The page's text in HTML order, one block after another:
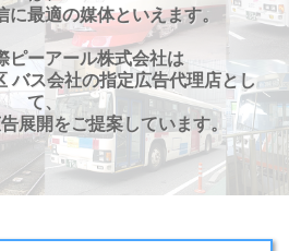
に最適の媒体といえます。
ピーアール株式会社は
バス会社の指定広告代理店とし
て、
展開をご提案しています。